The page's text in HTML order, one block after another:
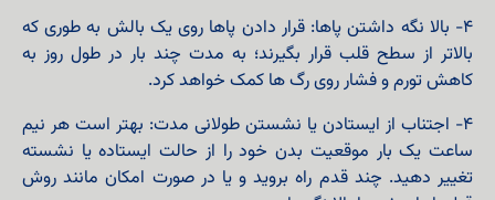
۴- بالا نگه داشتن پاها: قرار دادن پاها روی یک بالش به طوری که
بالاتر از سطح قلب قرار بگیرند؛ به مدت چند بار در طول روز به
کاهش تورم و فشار روی رگ ها کمک خواهد کرد.
۴- اجتناب از ایستادن یا نشستن طولانی مدت: بهتر است هر نیم
ساعت یک بار موقعیت بدن خود را از حالت ایستاده یا نشسته
تغییر دهید. چند قدم راه بروید و یا در صورت امکان مانند روش